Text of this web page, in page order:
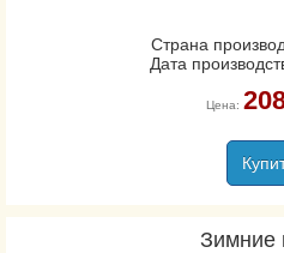
Страна
Дата
Цена:
Зимние